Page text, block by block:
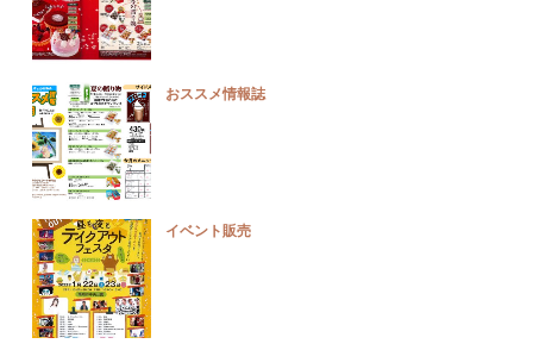
おススメ情報誌
イベント販売